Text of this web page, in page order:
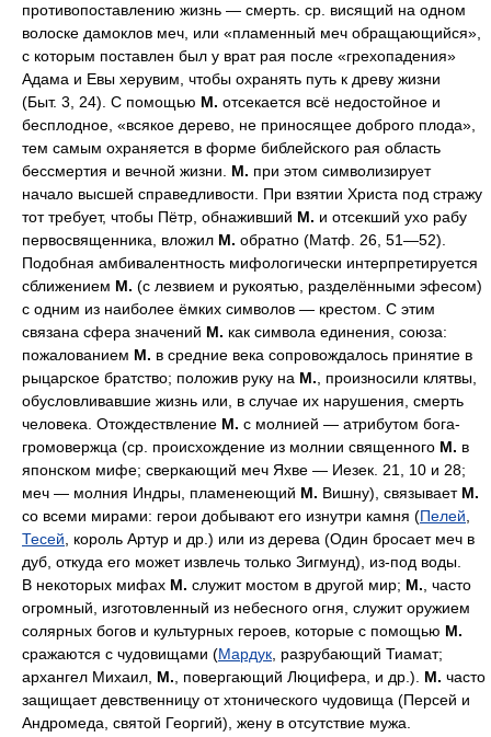
противопоставлению жизнь — смерть. ср. висящий на одном
волоске дамоклов меч, или «пламенный меч обращающийся»,
с которым поставлен был у врат рая после «грехопадения»
Адама и Евы херувим, чтобы охранять путь к древу жизни
(Быт. 3, 24). С помощью М. отсекается всё недостойное и
бесплодное, «всякое дерево, не приносящее доброго плода»,
тем самым охраняется в форме библейского рая область
бессмертия и вечной жизни. М. при этом символизирует
начало высшей справедливости. При взятии Христа под стражу
тот требует, чтобы Пётр, обнаживший М. и отсекший ухо рабу
первосвященника, вложил М. обратно (Матф. 26, 51—52).
Подобная амбивалентность мифологически интерпретируется
сближением М. (с лезвием и рукоятью, разделёнными эфесом)
с одним из наиболее ёмких символов — крестом. С этим
связана сфера значений М. как символа единения, союза:
пожалованием М. в средние века сопровождалось принятие в
рыцарское братство; положив руку на М. , произносили клятвы,
обусловливавшие жизнь или, в случае их нарушения, смерть
человека. Отождествление М. с молнией — атрибутом бога-
громовержца (ср. происхождение из молнии священного М. в
японском мифе; сверкающий меч Яхве — Иезек. 21, 10 и 28;
меч — молния Индры, пламенеющий М. Вишну), связывает М.
со всеми мирами: герои добывают его изнутри камня (Пелей
Тесей , король Артур и др.) или из дерева (Один бросает меч в
дуб, откуда его может извлечь только Зигмунд), из-под воды.
В некоторых мифах М. служит мостом в другой мир; М. , часто
огромный, изготовленный из небесного огня, служит оружием
солярных богов и культурных героев, которые с помощью М.
сражаются с чудовищами (Мардук , разрубающий Тиамат;
архангел Михаил, М. , повергающий Люцифера, и др.). М. часто
защищает девственницу от хтонического чудовища (Персей и
Андромеда, святой Георгий), жену в отсутствие мужа.